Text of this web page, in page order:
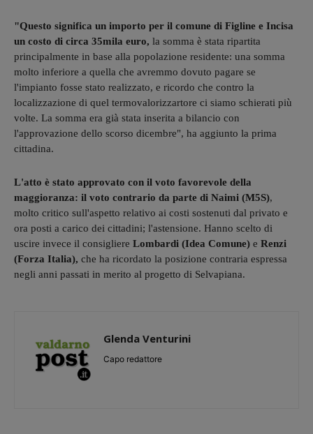
"Questo significa un importo per il comune di Figline e Incisa
un costo di circa 35mila euro, la somma è stata ripartita
principalmente in base alla popolazione residente: una somma
molto inferiore a quella che avremmo dovuto pagare se
l'impianto fosse stato realizzato, e ricordo che contro la
localizzazione di quel termovalorizzartore ci siamo schierati più
volte. La somma era già stata inserita a bilancio con
l'approvazione dello scorso dicembre", ha aggiunto la prima
cittadina.
L'atto è stato approvato con il voto favorevole della
maggioranza: il voto contrario da parte di Naimi (M5S),
molto critico sull'aspetto relativo ai costi sostenuti dal privato e
ora posti a carico dei cittadini; l'astensione. Hanno scelto di
uscire invece il consigliere Lombardi (Idea Comune) e Renzi
(Forza Italia), che ha ricordato la posizione contraria espressa
negli anni passati in merito al progetto di Selvapiana.
Glenda Venturini
Capo redattore